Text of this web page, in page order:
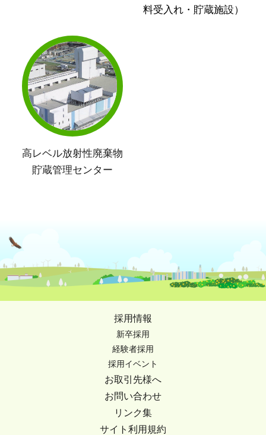
料受入れ・貯蔵施設）
高レベル放射性廃棄物
貯蔵管理センター
採用情報
新卒採用
経験者採用
採用イベント
お取引先様へ
お問い合わせ
リンク集
サイト利用規約